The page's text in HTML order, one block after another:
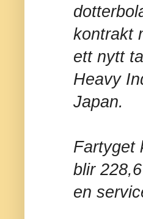
kontrakt
ett nytt
Heavy
Japan.
Fartyget
blir
en